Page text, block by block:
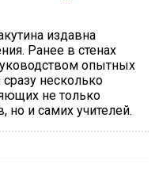
издавна
Ранее в стенах
опытных
несколько
не только
и самих учителей.